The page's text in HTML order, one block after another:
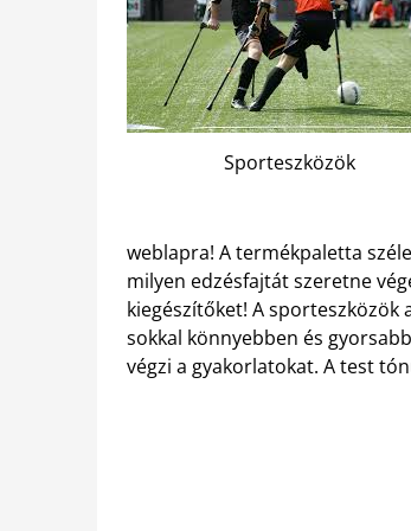
Sporteszközök
weblapra! A termékpaletta
milyen edzésfajtát szeretne
kiegészítőket! A sporteszközök
sokkal könnyebben és
végzi a gyakorlatokat. A test